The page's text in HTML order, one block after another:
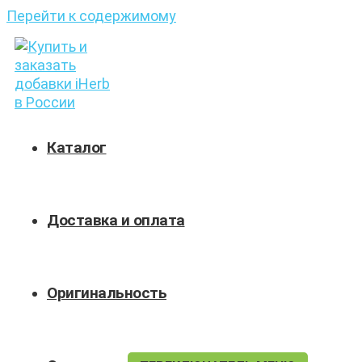
Перейти к содержимому
Каталог
Доставка и оплата
Оригинальность